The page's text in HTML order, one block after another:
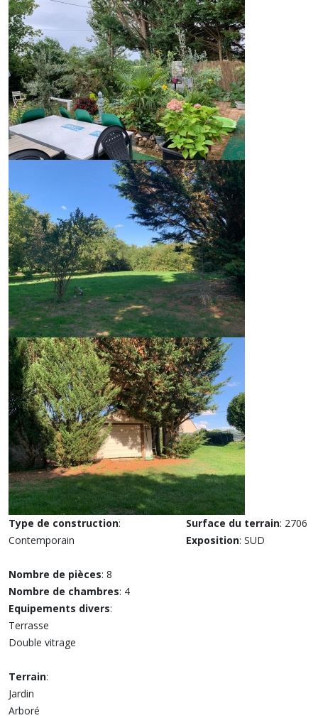
Type de construction:
Contemporain
Nombre de pièces: 8
Nombre de chambres: 4
Equipements divers:
Terrasse
Double vitrage
Surface du terrain: 2706
Terrain:
Jardin
Arboré
Exposition: SUD